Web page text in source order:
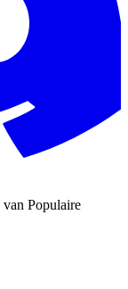
Populaire